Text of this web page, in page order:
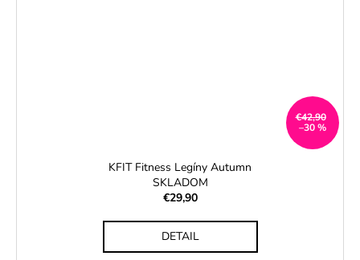
€42,90
–30 %
KFIT Fitness Legíny Autumn
SKLADOM
€29,90
DETAIL